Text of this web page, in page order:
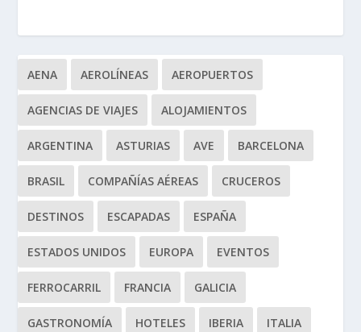
AENA AEROLÍNEAS AEROPUERTOS
AGENCIAS DE VIAJES ALOJAMIENTOS
ARGENTINA ASTURIAS AVE BARCELONA
BRASIL COMPAÑÍAS AÉREAS CRUCEROS
DESTINOS ESCAPADAS ESPAÑA
ESTADOS UNIDOS EUROPA EVENTOS
FERROCARRIL FRANCIA GALICIA
GASTRONOMÍA HOTELES IBERIA ITALIA